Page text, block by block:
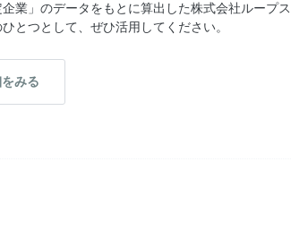
業」のデータをもとに算出した株式会社ループス
とつとして、ぜひ活用してください。
みる